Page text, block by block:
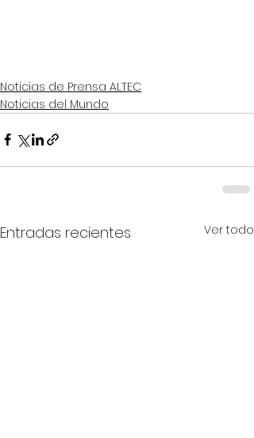
Noticias de Prensa ALTEC
Noticias del Mundo
Entradas recientes Ver todo